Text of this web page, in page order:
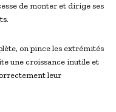
de monter et dirige ses
on pince les extrémités
une croissance inutile et
leur